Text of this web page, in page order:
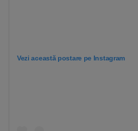
Vezi această postare pe Instagram